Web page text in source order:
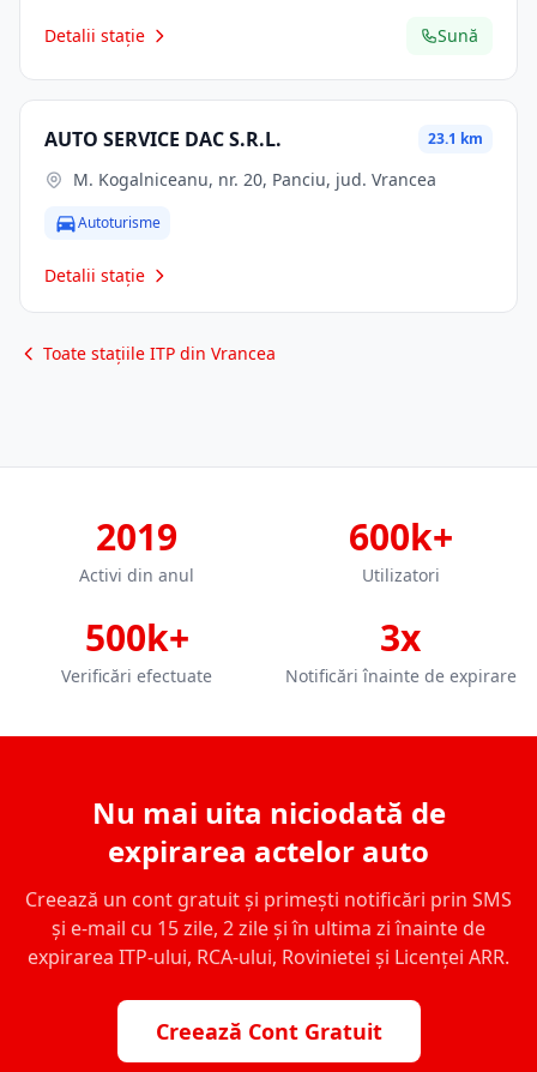
Detalii stație Sună
AUTO SERVICE DAC S.R.L. 23.1 km
M. Kogalniceanu, nr. 20, Panciu, jud. Vrancea
Autoturisme
Detalii stație
Toate stațiile ITP din Vrancea
2019
Activi din anul
600k+
Utilizatori
500k+
Verificări efectuate
3x
Notificări înainte de expirare
Nu mai uita niciodată de
expirarea actelor auto
Creează un cont gratuit și primești notificări prin SMS
și e-mail cu 15 zile, 2 zile și în ultima zi înainte de
expirarea ITP-ului, RCA-ului, Rovinietei și Licenței ARR.
Creează Cont Gratuit